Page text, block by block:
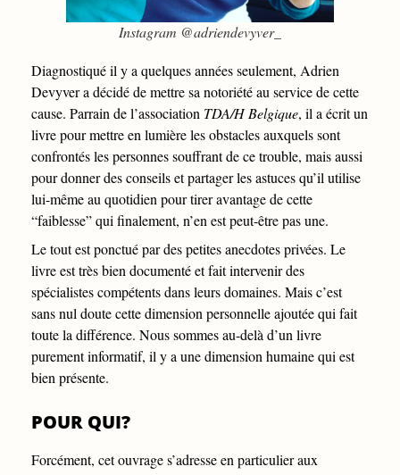
Instagram @adriendevyver_
Diagnostiqué il y a quelques années seulement, Adrien
Devyver a décidé de mettre sa notoriété au service de cette
cause. Parrain de l’association TDA/H Belgique, il a écrit un
livre pour mettre en lumière les obstacles auxquels sont
confrontés les personnes souffrant de ce trouble, mais aussi
pour donner des conseils et partager les astuces qu’il utilise
lui-même au quotidien pour tirer avantage de cette
“faiblesse” qui finalement, n’en est peut-être pas une.
Le tout est ponctué par des petites anecdotes privées. Le
livre est très bien documenté et fait intervenir des
spécialistes compétents dans leurs domaines. Mais c’est
sans nul doute cette dimension personnelle ajoutée qui fait
toute la différence. Nous sommes au-delà d’un livre
purement informatif, il y a une dimension humaine qui est
bien présente.
POUR QUI?
Forcément, cet ouvrage s’adresse en particulier aux